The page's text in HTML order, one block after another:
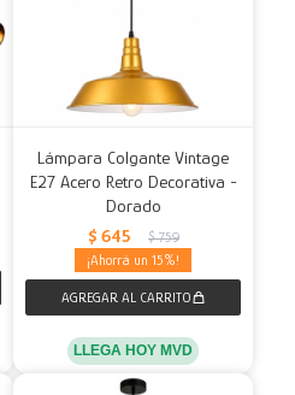
Lámpara Colgante Vintage
E27 Acero Retro Decorativa -
Dorado
$ 645 $ 759
15
LLEGA HOY MVD